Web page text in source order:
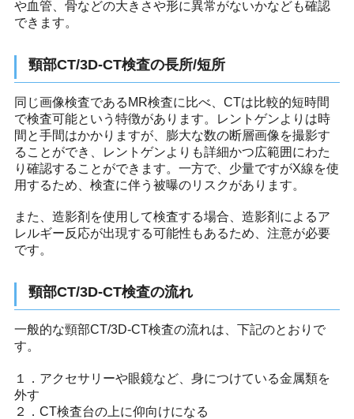
や血管、骨などの大きさや形に異常がないかなども確認
できます。
頸部CT/3D-CT検査の長所/短所
同じ画像検査であるMR検査に比べ、CTは比較的短時間
で検査可能という特徴があります。レントゲンよりは時
間と手間はかかりますが、膨大な数の断層画像を撮影す
ることができ、レントゲンよりも詳細かつ広範囲にわた
り確認することができます。一方で、少量ですがX線を使
用するため、検査に伴う被曝のリスクがあります。
また、造影剤を使用して検査する場合、造影剤によるア
レルギー反応が出現する可能性もあるため、注意が必要
です。
頸部CT/3D-CT検査の流れ
一般的な頸部CT/3D-CT検査の流れは、下記のとおりで
す。
１．アクセサリーや眼鏡など、身につけている金属類を
外す
２．CT検査台の上に仰向けになる